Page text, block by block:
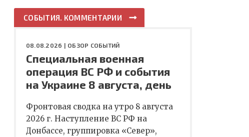
СОБЫТИЯ. КОММЕНТАРИИ
08.08.2026 | ОБЗОР СОБЫТИЙ
Специальная военная
операция ВС РФ и события
на Украине 8 августа, день
Фронтовая сводка на утро 8 августа
2026 г. Наступление ВС РФ на
Донбассе, группировка «Север»,